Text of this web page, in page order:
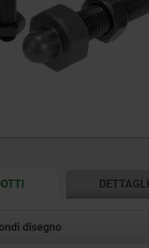
CURRENT
DETTAGLI
disegno